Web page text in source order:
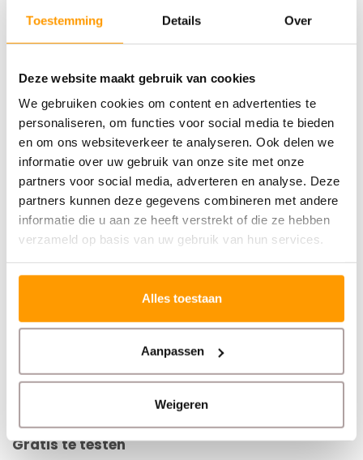
Toestemming Details Over
Deze website maakt gebruik van cookies
We gebruiken cookies om content en advertenties te
personaliseren, om functies voor social media te bieden
en om ons websiteverkeer te analyseren. Ook delen we
informatie over uw gebruik van onze site met onze
partners voor social media, adverteren en analyse. Deze
partners kunnen deze gegevens combineren met andere
informatie die u aan ze heeft verstrekt of die ze hebben
verzameld op basis van uw gebruik van hun services.
Alles toestaan
Aanpassen
Weigeren
team.
Integraties die aansluiten
Onesix werkt met veel integraties, waardoor je ook kunt
samenwerken met
verschillende kassasystemen en je bestaande setup
niet zomaar overboord hoeft.
Daarnaast kun je koppelen met bekende
bezorgplatformen zoals Thuisbezorgd en
Uber Eats, zodat bestellingen uit verschillende kanalen
overzichtelijk samenkomen.
Gratis te testen